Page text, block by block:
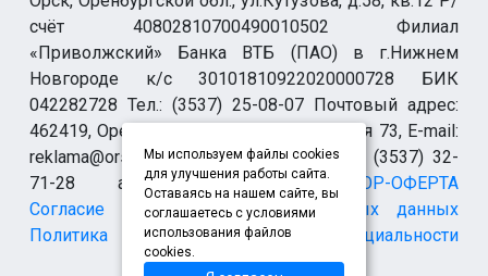
счёт 40802810700490010502 Филиал
«Приволжский» Банка ВТБ (ПАО) в г.Нижнем
Новгороде к/с 30101810922020000728 БИК
042282728 Тел.: (3537) 25-08-07 Почтовый адрес:
462419, Оренбургская обл., г. Орск-19 а/я 73, E-mail:
reklama@orsk.ru ТЕЛЕФОН МОДЕРАЦИИ (3537) 32-
71-28 allsupport@orsk.ruДОГОВОР-ОФЕРТА
Согласие на обработку персональных данных
Политика конфиденциальности
Мы используем файлы cookies
для улучшения работы сайта.
Оставаясь на нашем сайте, вы
соглашаетесь с условиями
использования файлов
cookies.